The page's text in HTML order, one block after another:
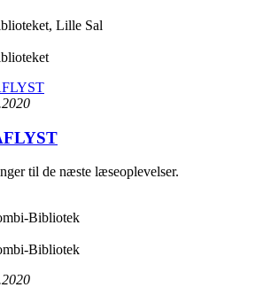
Lille Sal
til de næste læseoplevelser.
Bibliotek
Bibliotek